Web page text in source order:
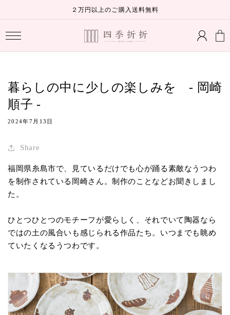
２万円以上のご購入送料無料
イ
ン
ー
暮らしの中に少しの楽しみを - 岡崎
順子 -
2024年7月13日
Share
福岡県糸島市で、見ているだけでも心が踊る素敵なうつわ
を制作されている岡崎さん。制作のことなどお聞きしまし
た。
ひとつひとつのモチーフが愛らしく、それでいて陶器なら
ではの土の風合いも感じられる作品たち。いつまでも眺め
ていたくなるうつわです。